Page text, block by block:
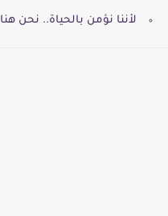
لأننا نؤمن بالحياة.. نحن هنا